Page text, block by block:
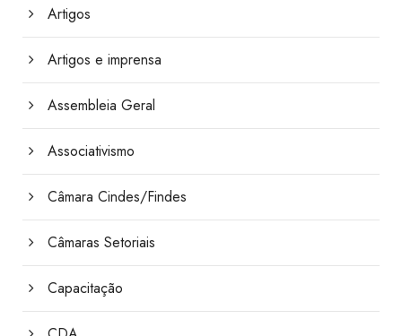
Artigos
Artigos e imprensa
Assembleia Geral
Associativismo
Câmara Cindes/Findes
Câmaras Setoriais
Capacitação